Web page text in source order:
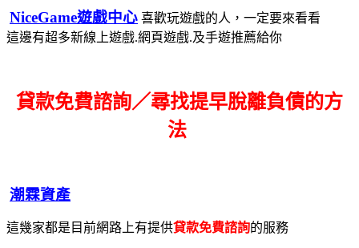
NiceGame遊戲中心 喜歡玩遊戲的人，一定要來看看
這邊有超多新線上遊戲.網頁遊戲.及手遊推薦給你
貸款免費諮詢／尋找提早脫離負債的方
法
潮霖資產
這幾家都是目前網路上有提供貸款免費諮詢的服務